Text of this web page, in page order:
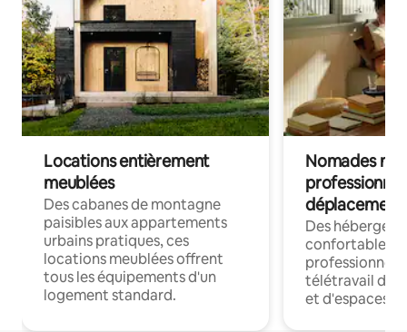
Locations entièrement
meublées
Des cabanes de montagne
paisibles aux appartements
urbains pratiques, ces
locations meublées offrent
tous les équipements d'un
logement standard.
Nomades
déplacement
Des
confortables
professionnels
télétravail
et d'espaces